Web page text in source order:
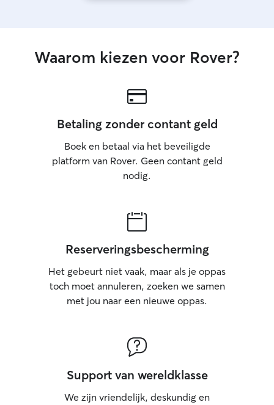
Waarom kiezen voor Rover?
Betaling zonder contant geld
Boek en betaal via het beveiligde
platform van Rover. Geen contant geld
nodig.
Reserveringsbescherming
Het gebeurt niet vaak, maar als je oppas
toch moet annuleren, zoeken we samen
met jou naar een nieuwe oppas.
Support van wereldklasse
We zijn vriendelijk, deskundig en